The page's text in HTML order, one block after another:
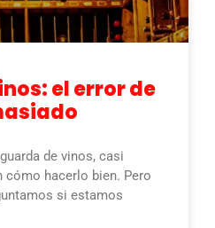
el error de
de vinos, casi
cómo hacerlo bien. Pero
si estamos